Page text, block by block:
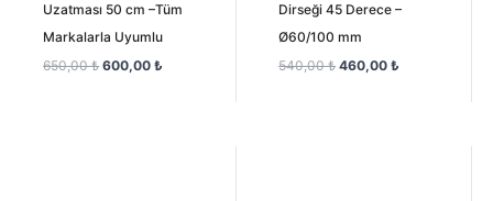
Uzatması 50 cm –Tüm
Markalarla Uyumlu
650,00₺ 600,00₺
Dirseği 45 Derece –
Ø60/100 mm
540,00₺ 460,00₺